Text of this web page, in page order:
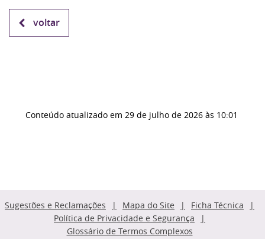
voltar
Conteúdo atualizado em 29 de julho de 2026 às 10:01
Sugestões e Reclamações Mapa do Site
Ficha Técnica
Política de Privacidade e Segurança
Glossário de Termos Complexos